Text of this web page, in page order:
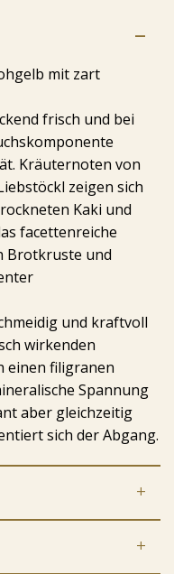
mit zart
frisch und bei
Kräuternoten von
zeigen sich
Kaki und
facettenreiche
Brotkruste und
und kraftvoll
wirkenden
einen filigranen
Spannung
aber gleichzeitig
sich der Abgang.